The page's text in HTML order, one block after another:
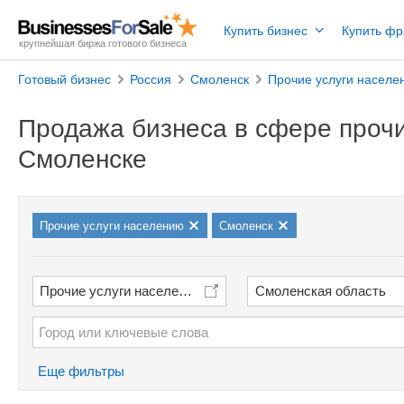
крупнейшая биржа готового бизнеса
Купить бизнес Купить
Готовый бизнес Россия Смоленск Прочие услуги
Продажа бизнеса в сфере
Смоленске
Прочие услуги населению Смоленск
Прочие услуги населению Смоленская область
Еще фильтры